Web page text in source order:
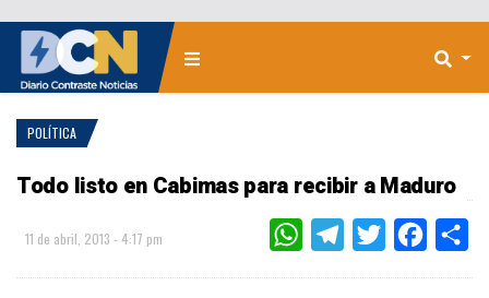
POLÍTICA
Todo listo en Cabimas para recibir a Maduro
11 de abril, 2013 - 4:17 pm WHATSAPPTELEGRAMTWITTER